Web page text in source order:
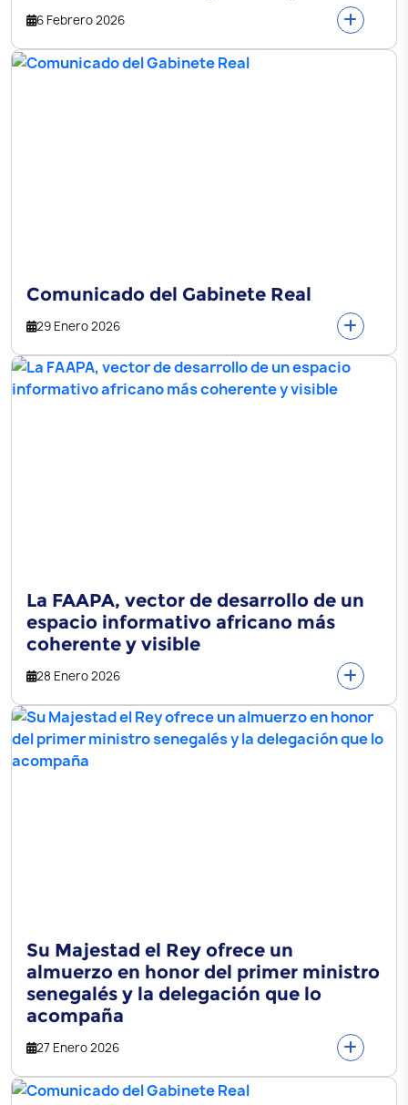
6 Febrero 2026
Comunicado del Gabinete Real
29 Enero 2026
La FAAPA, vector de desarrollo de un
espacio informativo africano más
coherente y visible
28 Enero 2026
Su Majestad el Rey ofrece un
almuerzo en honor del primer ministro
senegalés y la delegación que lo
acompaña
27 Enero 2026